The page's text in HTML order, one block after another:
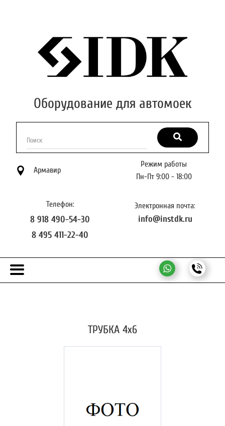
Оборудование для автомоек
Поиск
Армавир
Режим работы
Пн-Пт 9:00 - 18:00
Телефон:
8 918 490-54-30
8 495 411-22-40
Электронная почта:
info@instdk.ru
ТРУБКА 4х6